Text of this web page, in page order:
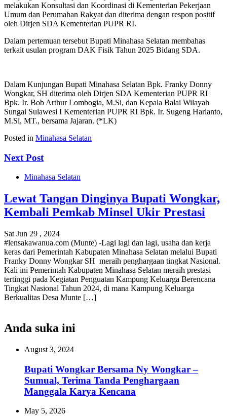
melakukan Konsultasi dan Koordinasi di Kementerian Pekerjaan
Umum dan Perumahan Rakyat dan diterima dengan respon positif
oleh Dirjen SDA Kementerian PUPR RI.
Dalam pertemuan tersebut Bupati Minahasa Selatan membahas
terkait usulan program DAK Fisik Tahun 2025 Bidang SDA.
Dalam Kunjungan Bupati Minahasa Selatan Bpk. Franky Donny
Wongkar, SH diterima oleh Dirjen SDA Kementerian PUPR RI
Bpk. Ir. Bob Arthur Lombogia, M.Si, dan Kepala Balai Wilayah
Sungai Sulawesi I Kementerian PUPR RI Bpk. Ir. Sugeng Harianto,
M.Si, MT., bersama Jajaran. (*LK)
Posted in Minahasa Selatan
Next Post
Minahasa Selatan
Lewat Tangan Dinginya Bupati Wongkar,
Kembali Pemkab Minsel Ukir Prestasi
Sat Jun 29 , 2024
#lensakawanua.com (Munte) -Lagi lagi dan lagi, usaha dan kerja
keras dari Pemerintah Kabupaten Minahasa Selatan melalui Bupati
Franky Donny Wongkar SH meraih penghargaan tingkat Nasional.
Kali ini Pemerintah Kabupaten Minahasa Selatan meraih prestasi
tertinggi pada Kegiatan Penguatan Kampung Keluarga Berencana
Tingkat Nasional Tahun 2024, di mana Kampung Keluarga
Berkualitas Desa Munte […]
Anda suka ini
August 3, 2024
Bupati Wongkar Bersama Ny Wongkar –
Sumual, Terima Tanda Penghargaan
Manggala Karya Kencana
May 5, 2026